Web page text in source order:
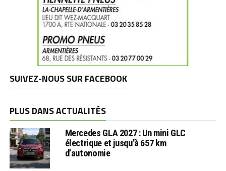
SUIVEZ-NOUS SUR FACEBOOK
PLUS DANS ACTUALITÉS
Mercedes GLA 2027 : Un mini GLC
électrique et jusqu’à 657 km
d’autonomie